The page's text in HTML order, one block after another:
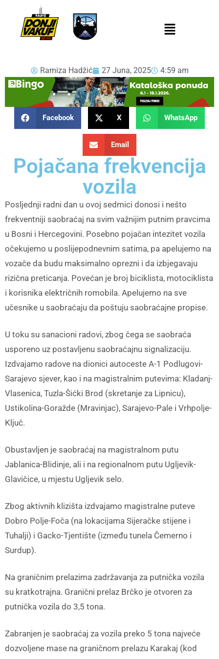
Ramiza Hadžić 27 Juna, 2025 4:59 am
Facebook X WhatsApp
Email
Pojačana frekvencija
vozila
Posljednji radni dan u ovoj sedmici donosi i nešto
frekventniji saobraćaj na svim važnijim putnim pravcima
u Bosni i Hercegovini. Posebno pojačan intezitet vozila
očekujemo u poslijepodnevnim satima, pa apelujemo na
vozače da budu maksimalno oprezni i da izbjegavaju
rizična preticanja. Povećan je broj biciklista, motociklista
i korisnika električnih romobila. Apelujemo na sve
učesnike u saobraćaju da poštuju saobraćajne propise.
U toku su sanacioni radovi, zbog čega se saobraća
usporeno uz postavljenu saobraćajnu signalizaciju.
Izdvajamo radove na dionici autoceste A-1 Podlugovi-
Sarajevo sjever, kao i na magistralnim putevima: Kladanj-
Vlasenica, Tuzla-Šićki Brod (skretanje za Lipnicu),
Ustikolina-Goražde (Mravinjac), Sarajevo-Pale i Vrhpolje-
Ključ.
Obustavljen je saobraćaj na magistralnom putu
Jablanica-Blidinje, ali i na regionalnom putu Ugljevik-
Glavičice, u mjestu Ugljevik selo.
Zbog aktivnih klizišta izdvajamo magistralne puteve
Dobro Polje-Foča (na lokacijama Sijeračke stijene i
Tuhalji) i Gacko-Tjentište (između tunela Čemerno i
Surdup).
Na graničnim prelazima zadržavanja za putnička vozila
su kratkotrajna. Granični prelaz Brčko je otvoren za
putnička vozila do 3,5 tona.
Zabranjen je saobraćaj za vozila preko 5 tona najveće
dozvoljene mase na graničnom prelazu Karakaj (kod